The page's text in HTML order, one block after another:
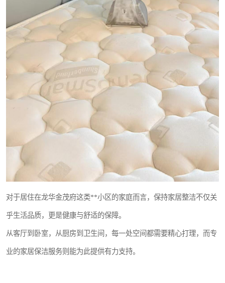
对于居住在龙华金茂府这类**小区的家庭而言，保持家居整洁不仅关
乎生活品质，更是健康与舒适的保障。
从客厅到卧室，从厨房到卫生间，每一处空间都需要精心打理，而专
业的家居保洁服务则能为此提供有力支持。